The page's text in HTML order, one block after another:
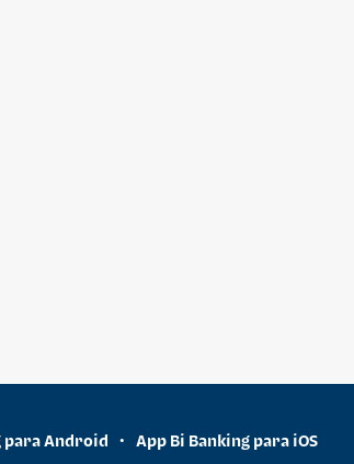
para Android • App Bi Banking para iOS